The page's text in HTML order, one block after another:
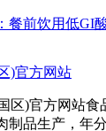
餐前饮用低GI
区)官方网站
制品生产，年